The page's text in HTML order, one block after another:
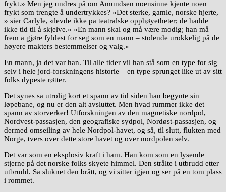
frykt.» Men jeg undres på om Amundsen noensinne kjente noen
frykt som trengte å undertrykkes? «Det sterke, gamle, norske hjerte,
» sier Carlyle, «levde ikke på teatralske opphøyetheter; de hadde
ikke tid til å skjelve.» «En mann skal og må være modig; han må
frem å gjøre fyldest for seg som en mann – stolende urokkelig på de
høyere makters bestemmelser og valg.»
En mann, ja det var han. Til alle tider vil han stå som en type for sig
selv i hele jord-forskningens historie – en type sprunget like ut av sitt
folks dypeste røtter.
Det synes så utrolig kort et spann av tid siden han begynte sin
løpebane, og nu er den alt avsluttet. Men hvad rummer ikke det
spann av storverker! Utforskningen av den magnetiske nordpol,
Nordvest-passasjen, den geografiske sydpol, Nordøst-passasjen, og
dermed omseiling av hele Nordpol-havet, og så, til slutt, flukten med
Norge, tvers over dette store havet og over nordpolen selv.
Det var som en eksplosiv kraft i ham. Han kom som en lysende
stjerne på det norske folks skyete himmel. Den strålte i utbrudd etter
utbrudd. Så sluknet den brått, og vi sitter igjen og ser på en tom plass
i rommet.